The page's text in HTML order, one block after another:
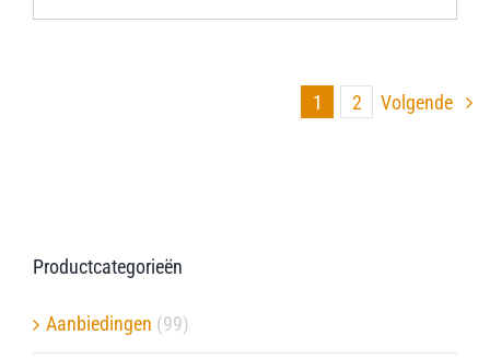
1 2 Volgende
Productcategorieën
Aanbiedingen (99)